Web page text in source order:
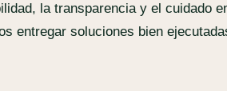
la transparencia y el cuidado
entregar soluciones bien